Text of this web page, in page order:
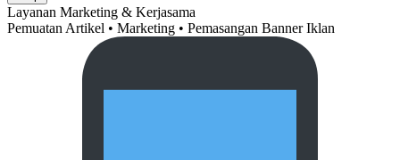
Layanan Marketing & Kerjasama
Pemuatan Artikel • Marketing • Pemasangan Banner Iklan